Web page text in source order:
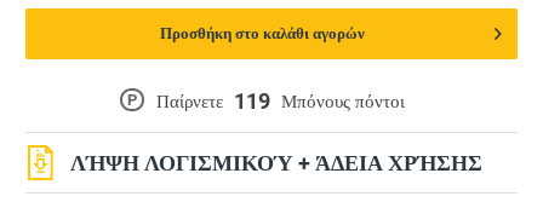
P Παίρνετε 119 Μπόνους πόντοι
ΛΉΨΗ ΛΟΓΙΣΜΙΚΟΎ + ΆΔΕΙΑ ΧΡΉΣΗΣ
Προσθήκη στο καλάθι αγορών